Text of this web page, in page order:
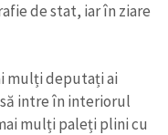
de stat, iar în ziare
mulți deputați ai
intre în interiorul
mulți paleți plini cu